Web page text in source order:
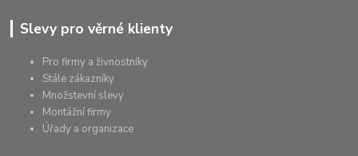
Slevy pro věrné klienty
Pro firmy a živnostníky
Stále zákazníky
Množstevní slevy
Montážní firmy
Úřady a organizace